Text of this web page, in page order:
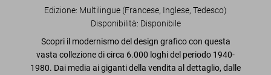
Edizione: Multilingue (Francese, Inglese, Tedesco)
Disponibilità: Disponibile
Scopri il modernismo del design grafico con questa
vasta collezione di circa 6.000 loghi del periodo 1940-
1980. Dai media ai giganti della vendita al dettaglio, dalle